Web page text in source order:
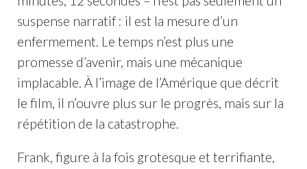
suspense narratif : il est la mesure d’un
enfermement. Le temps n’est plus une
promesse d’avenir, mais une mécanique
implacable. À l’image de l’Amérique que décrit
le film, il n’ouvre plus sur le progrès, mais sur la
répétition de la catastrophe.
Frank, figure à la fois grotesque et terrifiante,